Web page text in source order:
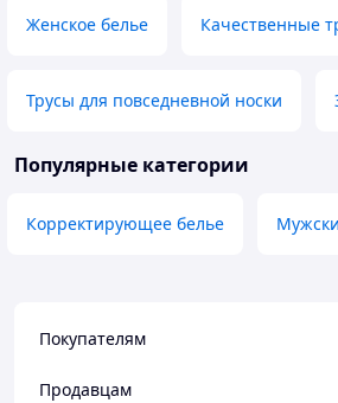
Женское белье Качественные
Трусы для повседневной носки
Популярные категории
Корректирующее белье
Покупателям
Продавцам